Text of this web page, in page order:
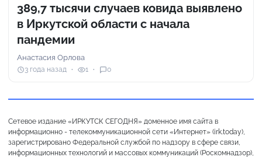
389,7 тысячи случаев ковида выявлено
в Иркутской области с начала
пандемии
Анастасия Орлова
3 года назад 1 0
Сетевое издание «ИРКУТСК СЕГОДНЯ» доменное имя сайта в
информационно - телекоммуникационной сети «Интернет» (irk.today),
зарегистрировано Федеральной службой по надзору в сфере связи,
информационных технологий и массовых коммуникаций (Роскомнадзор),